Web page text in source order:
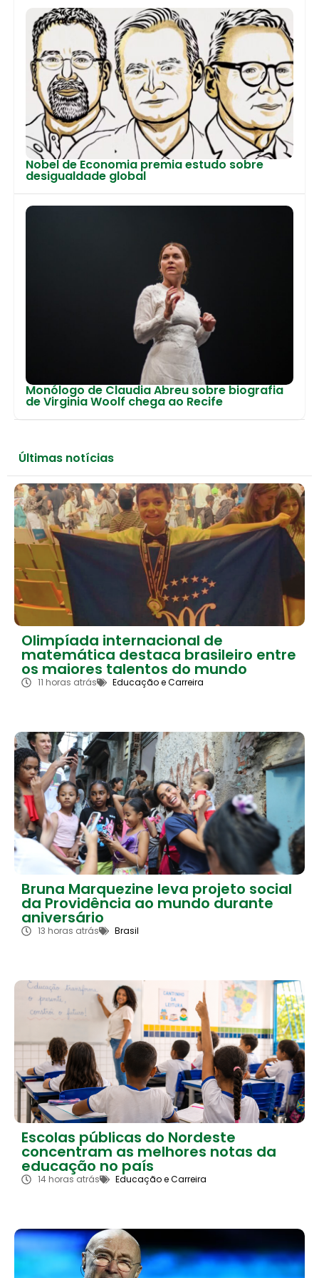
Nobel de Economia premia estudo sobre
desigualdade global
Monólogo de Claudia Abreu sobre biografia
de Virginia Woolf chega ao Recife
Últimas notícias
Olimpíada internacional de
matemática destaca brasileiro entre
os maiores talentos do mundo
11 horas atrás Educação e Carreira
Bruna Marquezine leva projeto social
da Providência ao mundo durante
aniversário
13 horas atrás Brasil
Escolas públicas do Nordeste
concentram as melhores notas da
educação no país
14 horas atrás Educação e Carreira